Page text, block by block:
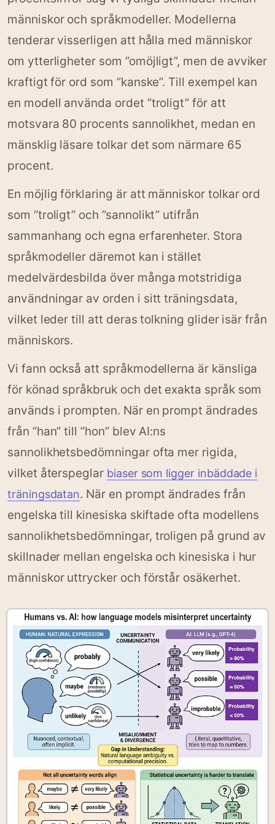
människor och språkmodeller. Modellerna
tenderar visserligen att hålla med människor
om ytterligheter som ”omöjligt”, men de avviker
kraftigt för ord som ”kanske”. Till exempel kan
en modell använda ordet ”troligt” för att
motsvara 80 procents sannolikhet, medan en
mänsklig läsare tolkar det som närmare 65
procent.
En möjlig förklaring är att människor tolkar ord
som ”troligt” och ”sannolikt” utifrån
sammanhang och egna erfarenheter. Stora
språkmodeller däremot kan i stället
medelvärdesbilda över många motstridiga
användningar av orden i sitt träningsdata,
vilket leder till att deras tolkning glider isär från
människors.
Vi fann också att språkmodellerna är känsliga
för könad språkbruk och det exakta språk som
används i prompten. När en prompt ändrades
från ”han” till ”hon” blev AI:ns
sannolikhetsbedömningar ofta mer rigida,
vilket återspeglar biaser som ligger inbäddade i
träningsdatan. När en prompt ändrades från
engelska till kinesiska skiftade ofta modellens
sannolikhetsbedömningar, troligen på grund av
skillnader mellan engelska och kinesiska i hur
människor uttrycker och förstår osäkerhet.